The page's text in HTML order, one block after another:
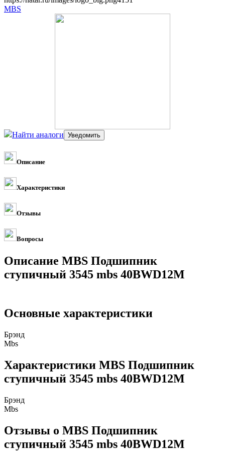
MBS
Найти аналоги
Описание
Характеристики
Отзывы
Вопросы
Описание MBS Подшипник
ступичный 3545 mbs 40BWD12M
Основные характеристики
Брэнд
Mbs
Характеристики MBS Подшипник
ступичный 3545 mbs 40BWD12M
Брэнд
Mbs
Отзывы о MBS Подшипник
ступичный 3545 mbs 40BWD12M